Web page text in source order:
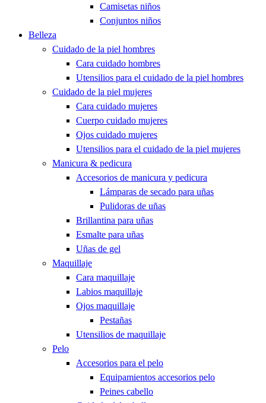
Camisetas niños
Conjuntos niños
Belleza
Cuidado de la piel hombres
Cara cuidado hombres
Utensilios para el cuidado de la piel hombres
Cuidado de la piel mujeres
Cara cuidado mujeres
Cuerpo cuidado mujeres
Ojos cuidado mujeres
Utensilios para el cuidado de la piel mujeres
Manicura & pedicura
Accesorios de manicura y pedicura
Lámparas de secado para uñas
Pulidoras de uñas
Brillantina para uñas
Esmalte para uñas
Uñas de gel
Maquillaje
Cara maquillaje
Labios maquillaje
Ojos maquillaje
Pestañas
Utensilios de maquillaje
Pelo
Accesorios para el pelo
Equipamientos accesorios pelo
Peines cabello